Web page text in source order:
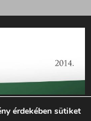
működésének
sz. támogatási
érdekében sütiket